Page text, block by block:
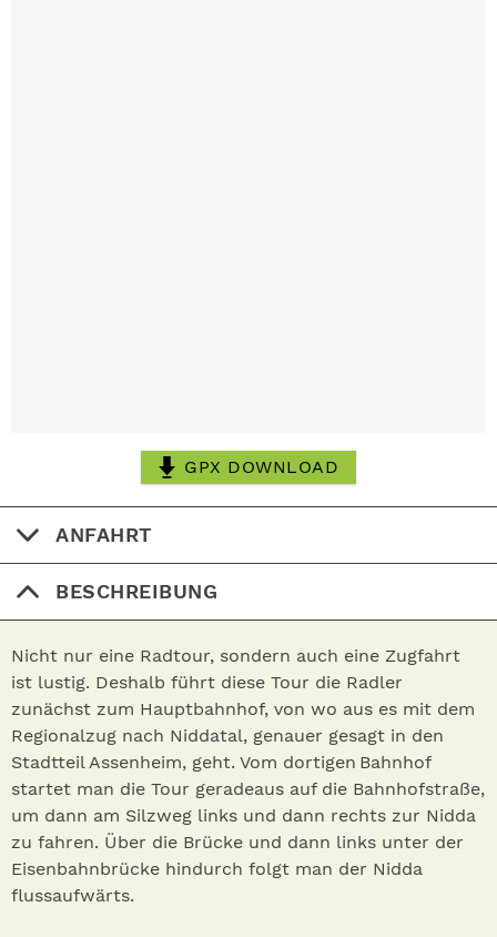
GPX DOWNLOAD
ANFAHRT
BESCHREIBUNG
Nicht nur eine Radtour, sondern auch eine Zugfahrt
ist lustig. Deshalb führt diese Tour die Radler
zunächst zum Hauptbahnhof, von wo aus es mit dem
Regionalzug nach Niddatal, genauer gesagt in den
Stadtteil Assenheim, geht. Vom dortigen Bahnhof
startet man die Tour geradeaus auf die Bahnhofstraße,
um dann am Silzweg links und dann rechts zur Nidda
zu fahren. Über die Brücke und dann links unter der
Eisenbahnbrücke hindurch folgt man der Nidda
flussaufwärts.